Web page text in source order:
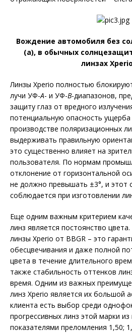
Вождение автомобиля без
(а), в обычных
линзах
Линзы Xperio полностью
лучи УФ-A- и УФ-B-диапазонов,
защиту глаз от вредного
потенциальную опасность
производстве поляризационных
выдерживать правильную
это существенно влияет на
пользователя. По нормам
отклонение от горизонтальной
не должно превышать ±3°, и этот
соблюдается при изготовлении
Еще одним важным критерием
линз является постоянство
линзы Xperio от BBGR – это
обесцвечивания и даже полной
цвета в течение длительного
также стабильность оттенков
время. Одним из важных
линз Xperio является их большой
клиента есть выбор среди
прогрессивных линз этой марки
показателями преломления 1,50;